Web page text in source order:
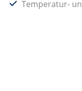
Temperatur-